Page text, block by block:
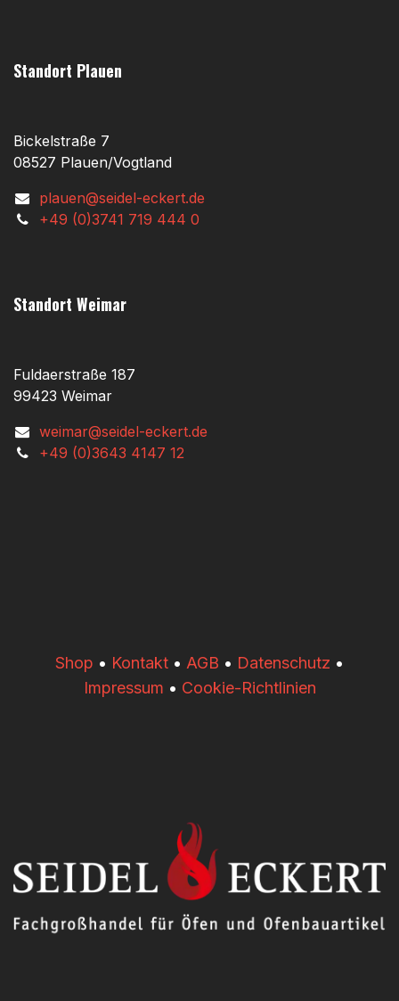
Standort Plauen
Bickelstraße 7
08527 Plauen/Vogtland
plauen@seidel-eckert.de
+49 (0)3741 719 444 0
Standort Weimar
Fuldaerstraße 187
99423 Weimar
weimar@seidel-eckert.de
+49 (0)3643 4147 12
​​Shop • Kontakt • AGB • Datenschutz •
Impressum • Cookie-Richtlinien